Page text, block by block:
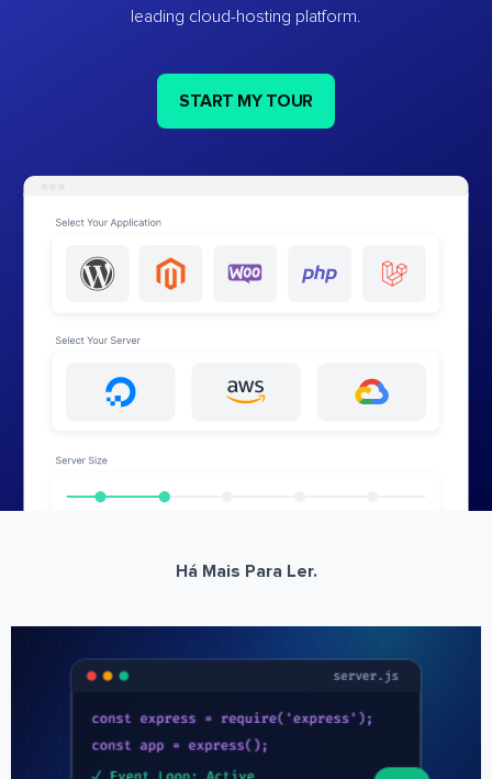
leading cloud-hosting platform.
START MY TOUR
Há Mais Para Ler.